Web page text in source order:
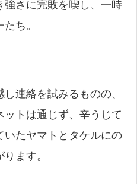
強さに完敗を喫し、一時
ち。
連絡を試みるものの、
ットは通じず、辛うじて
いたヤマトとタケルにの
ます。